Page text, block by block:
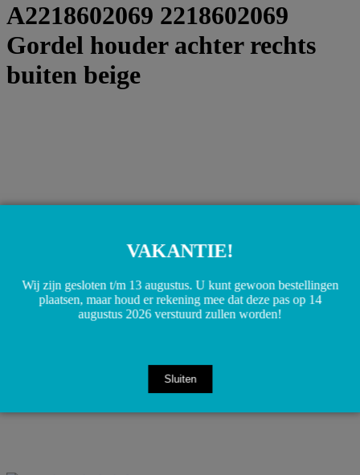
A2218602069 2218602069
Gordel houder achter rechts
buiten beige
VAKANTIE!
Wij zijn gesloten t/m 13 augustus. U kunt gewoon bestellingen
plaatsen, maar houd er rekening mee dat deze pas op 14
augustus 2026 verstuurd zullen worden!
Sluiten